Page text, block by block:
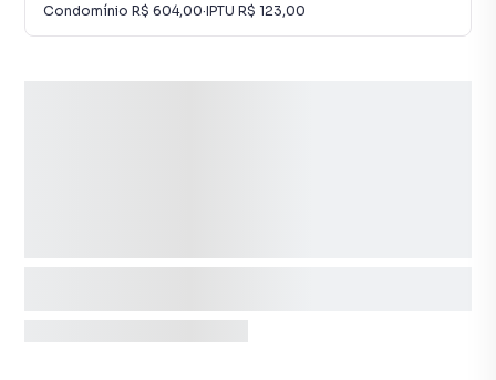
Condomínio R$ 604,00·IPTU R$ 123,00